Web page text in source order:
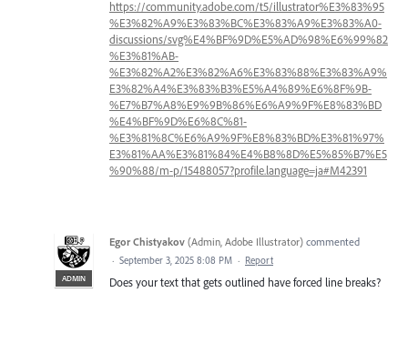
https://community.adobe.com/t5/illustrator%E3%83%95
%E3%82%A9%E3%83%BC%E3%83%A9%E3%83%A0-
discussions/svg%E4%BF%9D%E5%AD%98%E6%99%82
%E3%81%AB-
%E3%82%A2%E3%82%A6%E3%83%88%E3%83%A9%
E3%82%A4%E3%83%B3%E5%A4%89%E6%8F%9B-
%E7%B7%A8%E9%9B%86%E6%A9%9F%E8%83%BD
%E4%BF%9D%E6%8C%81-
%E3%81%8C%E6%A9%9F%E8%83%BD%E3%81%97%
E3%81%AA%E3%81%84%E4%B8%8D%E5%85%B7%E5
%90%88/m-p/15488057?profile.language=ja#M42391
ADMIN
Egor Chistyakov (Admin, Adobe Illustrator) commented
· September 3, 2025 8:08 PM · Report
Does your text that gets outlined have forced line breaks?